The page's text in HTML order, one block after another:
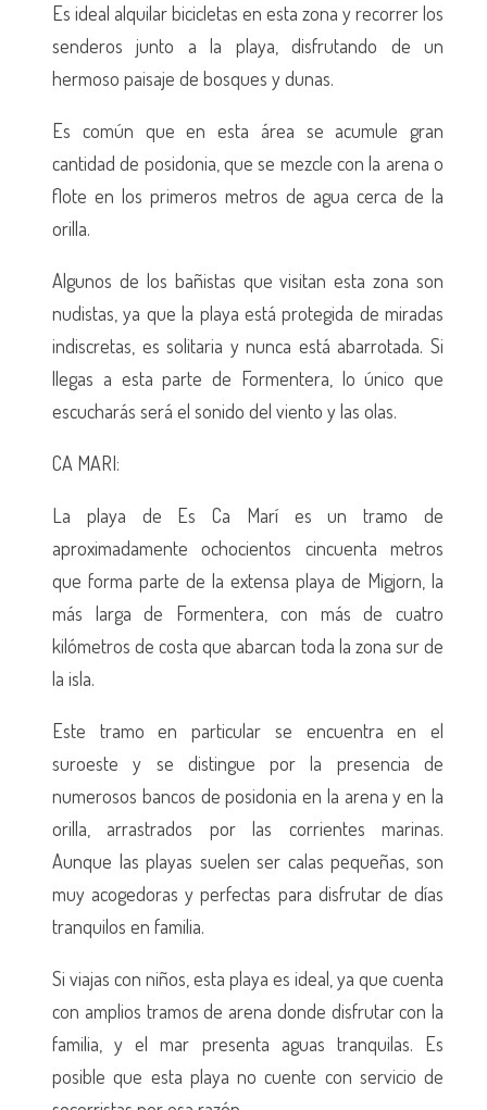
Es ideal alquilar bicicletas en esta zona y recorrer los
senderos junto a la playa, disfrutando de un
hermoso paisaje de bosques y dunas.
Es común que en esta área se acumule gran
cantidad de posidonia, que se mezcle con la arena o
flote en los primeros metros de agua cerca de la
orilla.
Algunos de los bañistas que visitan esta zona son
nudistas, ya que la playa está protegida de miradas
indiscretas, es solitaria y nunca está abarrotada. Si
llegas a esta parte de Formentera, lo único que
escucharás será el sonido del viento y las olas.
CA MARI:
La playa de Es Ca Marí es un tramo de
aproximadamente ochocientos cincuenta metros
que forma parte de la extensa playa de Migjorn, la
más larga de Formentera, con más de cuatro
kilómetros de costa que abarcan toda la zona sur de
la isla.
Este tramo en particular se encuentra en el
suroeste y se distingue por la presencia de
numerosos bancos de posidonia en la arena y en la
orilla, arrastrados por las corrientes marinas.
Aunque las playas suelen ser calas pequeñas, son
muy acogedoras y perfectas para disfrutar de días
tranquilos en familia.
Si viajas con niños, esta playa es ideal, ya que cuenta
con amplios tramos de arena donde disfrutar con la
familia, y el mar presenta aguas tranquilas. Es
posible que esta playa no cuente con servicio de